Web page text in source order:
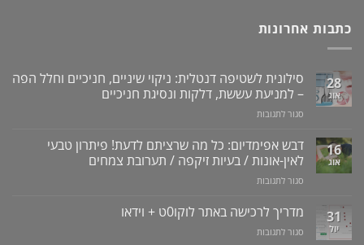
כתבות אחרונות
28
אוג
סילונית לשטיפה דנטלית: ניקוי שיניים, חניכיים וחלל הפה
– למניעת עששת, דלקות ונסיגת חניכיים
סגור לתגובות
לשטיפה
דנטלית:
ניקוי
שיניים,
וחלל
–
16
אוג
דבש אפימדיום: כל מה שרציתם לדעת! פיתרון טבעי
לאין-אונות / בעיות זיקפה / תערובת צמחים
סגור לתגובות
אפימדיום:
מה
31
יול
מדריך לרכישה באתר לוקו0ט + וידאו
סגור לתגובות